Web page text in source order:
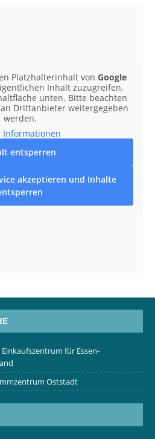
Platzhalterinhalt von Google
Inhalt zuzugreifen,
unten. Bitte beachten
Drittanbieter weitergegeben
werden.
Informationen
entsperren
akzeptieren und Inhalte
Einkaufszentrum für Essen-
Oststadt